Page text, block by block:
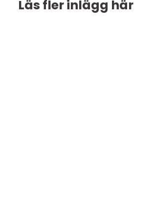
Läs fler inlägg här